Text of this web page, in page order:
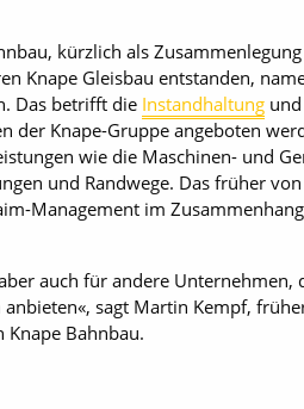
kürzlich als
Knape Gleisbau entstanden,
Das betrifft die Instandhaltung
Knape-Gruppe angeboten
wie die Maschinen- und
und Randwege. Das früher
Manage­ment im
auch für andere Unternehmen,
sagt Martin Kempf,
Bahnbau.